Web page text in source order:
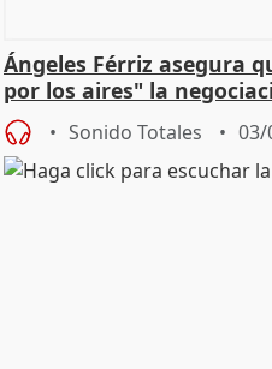
Ángeles Férriz asegura
por los aires" la
SMA
Sonido Totales 03/